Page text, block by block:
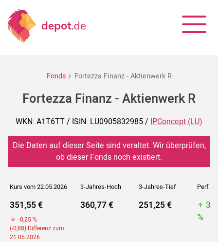
Fonds Fortezza Finanz - Aktienwerk R
Fortezza Finanz - Aktienwerk R
WKN: A1T6TT / ISIN: LU0905832985 / IPConcept (LU)
Die Daten auf dieser Seite sind veraltet. Wir überprüfen,
ob dieser Fonds noch existiert.
Kurs vom 22.05.2026 3-Jahres-Hoch 3-Jahres-Tief Perf. 5J
351,55 €
-0,25 %
(-0,88) Differenz zum
21.05.2026
360,77 € 251,25 €
%